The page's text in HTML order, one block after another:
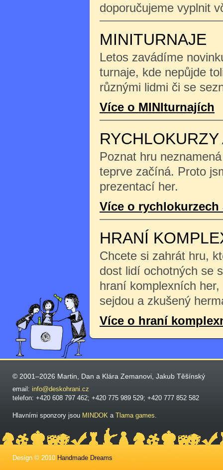
doporučujeme vyplnit
MINITURNAJE
Letos zavádíme
turnaje, kde nepůjde
různými lidmi či se
Více o MINIturnajích
Poznat hru
teprve začíná. Proto
prezentací her.
Více o rychlokurzech
HRANÍ
Chcete si zahrát hru,
dost lidí ochotných se
hraní komplexních
sejdou a zkušený
Více o hraní
© 2001–2026 Martin, Dan a Klára Zemanovi, Jakub Těšínský
email: info@deskohrani.cz
telefon: +420 608 797 462; +420 775 989 529; +420 777 852 582
Hlavními sponzory jsou MINDOK a Tlama games.
Design © 2010 Handmade Dreams